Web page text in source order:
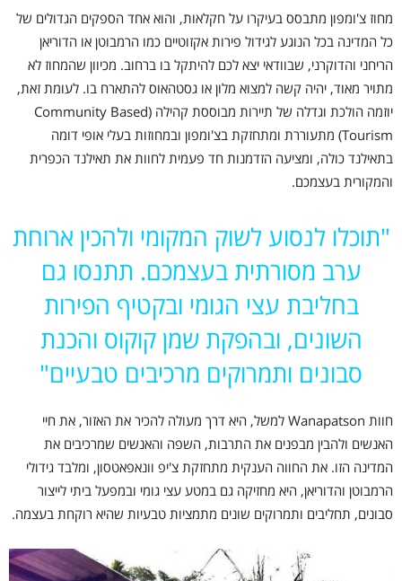
מחוז צ'ומפון מתבסס בעיקרו על חקלאות, והוא אחד הספקים הגדולים של
כל המדינה בכל הנוגע לגידול פירות אקזוטיים כמו הרמבוטן או הדוריאן
הריחני והדוקרני, שבוודאי יצא לכם להיתקל בו ברחוב. מכיוון שהמחוז לא
מתויר מאוד, יהיה קשה למצוא מלון או גסטהאוס להתארח בו. לעומת זאת,
יוזמה הולכת וגדלה
של תיירות מבוססת קהילה (Community Based
Tourism) מתעוררת ומתחזקת בצ'ומפון ובמחוזות בעלי אופי דומה
בתאילנד כולה, ומציעה הזדמנות חד פעמית לחוות את תאילנד הכפרית
והמקורית בעצמכם.
"תוכלו לנסוע לשוק המקומי ולהכין ארוחת
ערב מסורתית בעצמכם. תתנסו גם
בחליבת עצי הגומי ובקטיף הפירות
השונים, ובהפקת שמן קוקוס והכנת
סבונים ותמרוקים מרכיבים טבעיים"
חוות Wanapatson למשל, היא דרך מעולה להכיר את האזור, את חיי
האנשים ולהבין מבפנים את התרבות, השפה והאנשים שמרכיבים את
המדינה הזו. את החווה הענקית מתחזקת צ'יפ וונאפאטסון, ומלבד גידולי
הרמבוטן והדוריאן, היא מחזיקה גם במטע עצי גומי ובמפעל ביתי לייצור
סבונים, תחליבים ותמרוקים שונים מתמציות טבעיות שהיא רוקחת בעצמה.